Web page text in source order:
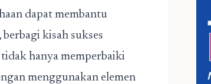
dapat membantu
kisah sukses
hanya memperbaiki
menggunakan elemen